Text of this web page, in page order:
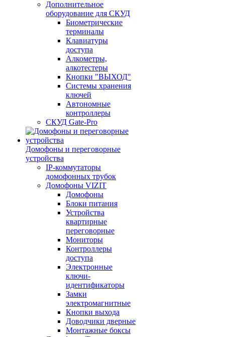
Дополнительное
оборудование для СКУД
Биометрические
терминалы
Клавиатуры
доступа
Алкометры,
алкотестеры
Кнопки "ВЫХОД"
Системы хранения
ключей
Автономные
контроллеры
СКУД Gate-Pro
Домофоны и переговорные
устройства
IP-коммутаторы
домофонных трубок
Домофоны VIZIT
Домофоны
Блоки питания
Устройства
квартирные
переговорные
Мониторы
Контроллеры
доступа
Электронные
ключи-
идентификаторы
Замки
электромагнитные
Кнопки выхода
Доводчики дверные
Монтажные боксы